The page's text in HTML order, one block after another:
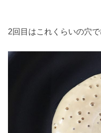
2回目はこれくらいの穴